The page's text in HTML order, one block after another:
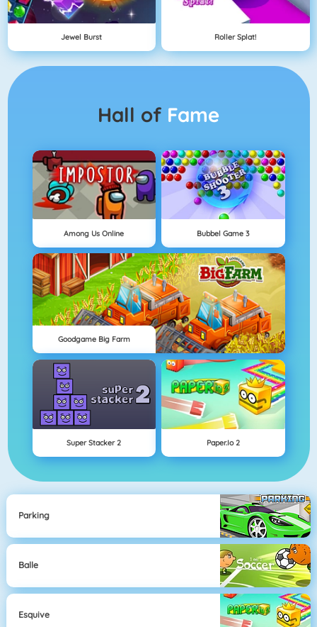
Jewel Burst Roller Splat!
Hall of Fame
Among Us Online Bubbel Game 3
Goodgame Big Farm
Super Stacker 2 Paper.io 2
Parking
Balle
Esquive